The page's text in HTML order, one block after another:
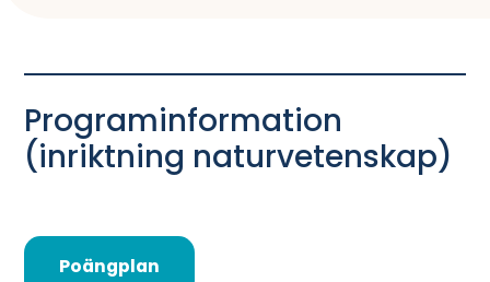
Programinformation
(inriktning naturvetenskap)
Poängplan